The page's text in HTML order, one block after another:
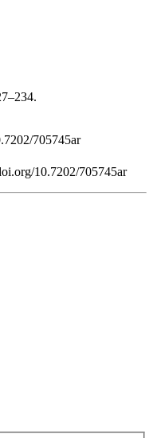
705745ar
10.7202/705745ar